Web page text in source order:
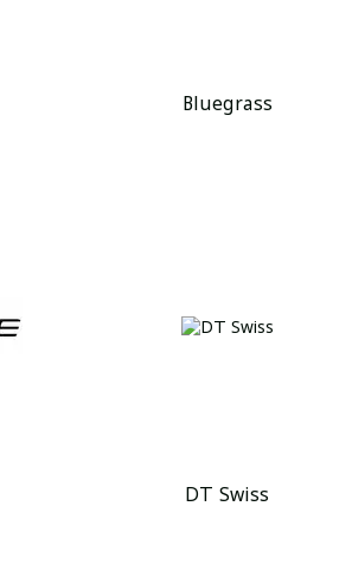
Bluegrass
DT Swiss